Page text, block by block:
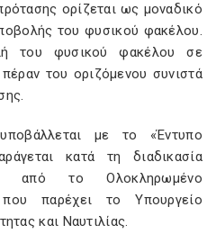
ορίζεται ως μοναδικό
του φυσικού φακέλου.
του φυσικού φακέλου σε
του οριζόμενου συνιστά
µε το «Έντυπο
κατά τη διαδικασία
από το Ολοκληρωμένο
παρέχει το Υπουργείο
και Ναυτιλίας.